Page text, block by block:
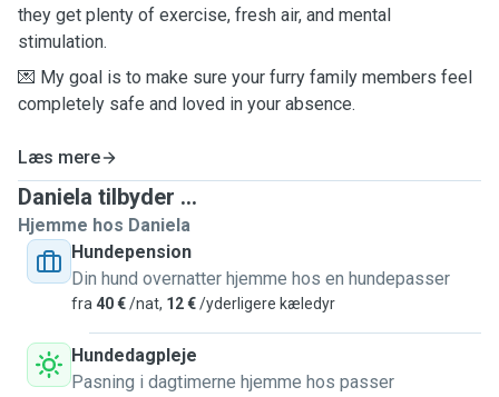
they get plenty of exercise, fresh air, and mental
stimulation.
💌 My goal is to make sure your furry family members feel
completely safe and loved in your absence.
Læs mere
Daniela tilbyder ...
Hjemme hos Daniela
Hundepension
Din hund overnatter hjemme hos en hundepasser
fra 40 €/nat, 12 €/yderligere kæledyr
Hundedagpleje
Pasning i dagtimerne hjemme hos passer